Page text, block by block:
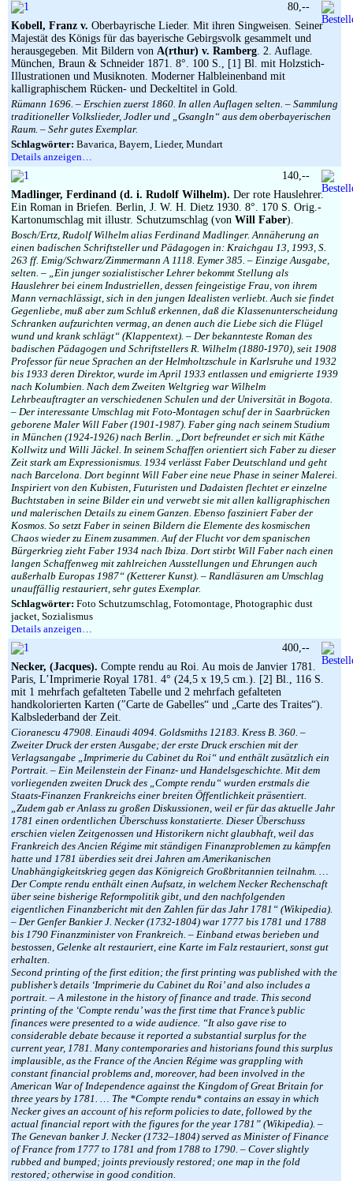
Kobell, Franz v. Oberbayrische Lieder. Mit ihren Singweisen. Seiner
Majestät des Königs für das bayerische Gebirgsvolk gesammelt und
herausgegeben. Mit Bildern von A(rthur) v. Ramberg. 2. Auflage.
München, Braun & Schneider 1871. 8°. 100 S., [1] Bl. mit Holzstich-
Illustrationen und Musiknoten. Moderner Halbleinenband mit
kalligraphischem Rücken- und Deckeltitel in Gold.
Rümann 1696. – Erschien zuerst 1860. In allen Auflagen selten. – Sammlung
traditioneller Volkslieder, Jodler und „Gsangln“ aus dem oberbayerischen
Raum. – Sehr gutes Exemplar.
Schlagwörter: Bavarica, Bayern, Lieder, Mundart
Details anzeigen…
80,--
Madlinger, Ferdinand (d. i. Rudolf Wilhelm). Der rote Hauslehrer.
Ein Roman in Briefen. Berlin, J. W. H. Dietz 1930. 8°. 170 S. Orig.-
Kartonumschlag mit illustr. Schutzumschlag (von Will Faber).
Bosch/Ertz, Rudolf Wilhelm alias Ferdinand Madlinger. Annäherung an
einen badischen Schriftsteller und Pädagogen in: Kraichgau 13, 1993, S.
263 ff. Emig/Schwarz/Zimmermann A 1118. Eymer 385. – Einzige Ausgabe,
selten. – „Ein junger sozialistischer Lehrer bekommt Stellung als
Hauslehrer bei einem Industriellen, dessen feingeistige Frau, von ihrem
Mann vernachlässigt, sich in den jungen Idealisten verliebt. Auch sie findet
Gegenliebe, muß aber zum Schluß erkennen, daß die Klassenunterscheidung
Schranken aufzurichten vermag, an denen auch die Liebe sich die Flügel
wund und krank schlägt“ (Klappentext). – Der bekannteste Roman des
badischen Pädagogen und Schriftstellers R. Wilhelm (1880-1970), seit 1908
Professor für neue Sprachen an der Helmholtzschule in Karlsruhe und 1932
bis 1933 deren Direktor, wurde im April 1933 entlassen und emigrierte 1939
nach Kolumbien. Nach dem Zweiten Weltgrieg war Wilhelm
Lehrbeauftragter an verschiedenen Schulen und der Universität in Bogota.
– Der interessante Umschlag mit Foto-Montagen schuf der in Saarbrücken
geborene Maler Will Faber (1901-1987). Faber ging nach seinem Studium
in München (1924-1926) nach Berlin. „Dort befreundet er sich mit Käthe
Kollwitz und Willi Jäckel. In seinem Schaffen orientiert sich Faber zu dieser
Zeit stark am Expressionismus. 1934 verlässt Faber Deutschland und geht
nach Barcelona. Dort beginnt Will Faber eine neue Phase in seiner Malerei.
Inspiriert von den Kubisten, Futuristen und Dadaisten flechtet er einzelne
Buchtstaben in seine Bilder ein und verwebt sie mit allen kalligraphischen
und malerischen Details zu einem Ganzen. Ebenso fasziniert Faber der
Kosmos. So setzt Faber in seinen Bildern die Elemente des kosmischen
Chaos wieder zu Einem zusammen. Auf der Flucht vor dem spanischen
Bürgerkrieg zieht Faber 1934 nach Ibiza. Dort stirbt Will Faber nach einen
langen Schaffenweg mit zahlreichen Ausstellungen und Ehrungen auch
außerhalb Europas 1987“ (Ketterer Kunst). – Randläsuren am Umschlag
unauffällig restauriert, sehr gutes Exemplar.
Schlagwörter: Foto Schutzumschlag, Fotomontage, Photographic dust
jacket, Sozialismus
Details anzeigen…
140,--
Necker, (Jacques). Compte rendu au Roi. Au mois de Janvier 1781.
Paris, L’Imprimerie Royal 1781. 4° (24,5 x 19,5 cm.). [2] Bl., 116 S.
mit 1 mehrfach gefalteten Tabelle und 2 mehrfach gefalteten
handkolorierten Karten (″Carte de Gabelles“ und „Carte des Traites“).
Kalbslederband der Zeit.
Cioranescu 47908. Einaudi 4094. Goldsmiths 12183. Kress B. 360. –
Zweiter Druck der ersten Ausgabe; der erste Druck erschien mit der
Verlagsangabe „Imprimerie du Cabinet du Roi“ und enthält zusätzlich ein
Portrait. – Ein Meilenstein der Finanz- und Handelsgeschichte. Mit dem
vorliegenden zweiten Druck des „Compte rendu“ wurden erstmals die
Staats-Finanzen Frankreichs einer breiten Öffentlichkeit präsentiert.
„Zudem gab er Anlass zu großen Diskussionen, weil er für das aktuelle Jahr
1781 einen ordentlichen Überschuss konstatierte. Dieser Überschuss
erschien vielen Zeitgenossen und Historikern nicht glaubhaft, weil das
Frankreich des Ancien Régime mit ständigen Finanzproblemen zu kämpfen
hatte und 1781 überdies seit drei Jahren am Amerikanischen
Unabhängigkeitskrieg gegen das Königreich Großbritannien teilnahm. …
Der Compte rendu enthält einen Aufsatz, in welchem Necker Rechenschaft
über seine bisherige Reformpolitik gibt, und den nachfolgenden
eigentlichen Finanzbericht mit den Zahlen für das Jahr 1781“ (Wikipedia).
– Der Genfer Bankier J. Necker (1732-1804) war 1777 bis 1781 und 1788
bis 1790 Finanzminister von Frankreich. – Einband etwas berieben und
bestossen, Gelenke alt restauriert, eine Karte im Falz restauriert, sonst gut
erhalten.
Second printing of the first edition; the first printing was published with the
publisher’s details ‘Imprimerie du Cabinet du Roi’ and also includes a
portrait. – A milestone in the history of finance and trade. This second
printing of the ‘Compte rendu’ was the first time that France’s public
finances were presented to a wide audience. “It also gave rise to
considerable debate because it reported a substantial surplus for the
current year, 1781. Many contemporaries and historians found this surplus
implausible, as the France of the Ancien Régime was grappling with
constant financial problems and, moreover, had been involved in the
American War of Independence against the Kingdom of Great Britain for
three years by 1781. … The *Compte rendu* contains an essay in which
Necker gives an account of his reform policies to date, followed by the
actual financial report with the figures for the year 1781” (Wikipedia). –
The Genevan banker J. Necker (1732–1804) served as Minister of Finance
of France from 1777 to 1781 and from 1788 to 1790. – Cover slightly
rubbed and bumped; joints previously restored; one map in the fold
restored; otherwise in good condition.
400,--